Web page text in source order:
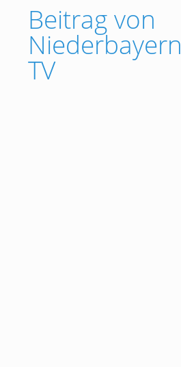
Beitrag von
Niederbayern
TV